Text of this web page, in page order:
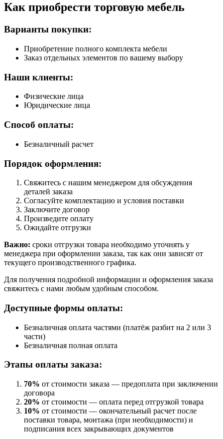
Как приобрести торговую мебель
Варианты покупки:
Приобретение полного комплекта мебели
Заказ отдельных элементов по вашему выбору
Наши клиенты:
Физические лица
Юридические лица
Способ оплаты:
Безналичный расчет
Порядок оформления:
Свяжитесь с нашим менеджером для обсуждения
деталей заказа
Согласуйте комплектацию и условия поставки
Заключите договор
Произведите оплату
Ожидайте отгрузки
Важно: сроки отгрузки товара необходимо уточнять у
менеджера при оформлении заказа, так как они зависят от
текущего производственного графика.
Для получения подробной информации и оформления заказа
свяжитесь с нами любым удобным способом.
Доступные формы оплаты:
Безналичная оплата частями (платёж разбит на 2 или 3
части)
Безналичная полная оплата
Этапы оплаты заказа:
70% от стоимости заказа — предоплата при заключении
договора
20% от стоимости — оплата перед отгрузкой товара
10% от стоимости — окончательный расчет после
поставки товара, монтажа (при необходимости) и
подписания всех закрывающих документов